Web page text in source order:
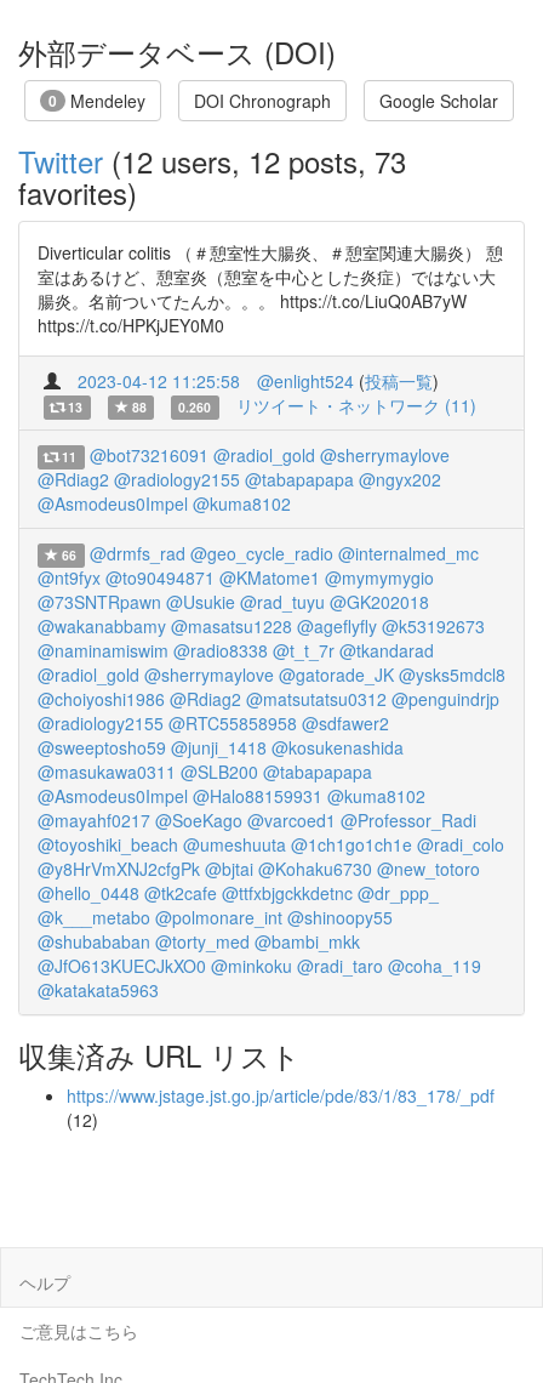
外部データベース (DOI)
0 Mendeley DOI Chronograph Google Scholar
Twitter (12 users, 12 posts, 73
favorites)
Diverticular colitis （＃憩室性大腸炎、＃憩室関連大腸炎） 憩
室はあるけど、憩室炎（憩室を中心とした炎症）ではない大
腸炎。名前ついてたんか。。。 https://t.co/LiuQ0AB7yW
https://t.co/HPKjJEY0M0
2023-04-12 11:25:58 @enlight524 (投稿一覧)
13 88 0.260 リツイート・ネットワーク (11)
11 @bot73216091 @radiol_gold @sherrymaylove
@Rdiag2 @radiology2155 @tabapapapa @ngyx202
@Asmodeus0Impel @kuma8102
66 @drmfs_rad @geo_cycle_radio @internalmed_mc
@nt9fyx @to90494871 @KMatome1 @mymymygio
@73SNTRpawn @Usukie @rad_tuyu @GK202018
@wakanabbamy @masatsu1228 @ageflyfly @k53192673
@naminamiswim @radio8338 @t_t_7r @tkandarad
@radiol_gold @sherrymaylove @gatorade_JK @ysks5mdcl8
@choiyoshi1986 @Rdiag2 @matsutatsu0312 @penguindrjp
@radiology2155 @RTC55858958 @sdfawer2
@sweeptosho59 @junji_1418 @kosukenashida
@masukawa0311 @SLB200 @tabapapapa
@Asmodeus0Impel @Halo88159931 @kuma8102
@mayahf0217 @SoeKago @varcoed1 @Professor_Radi
@toyoshiki_beach @umeshuuta @1ch1go1ch1e @radi_colo
@y8HrVmXNJ2cfgPk @bjtai @Kohaku6730 @new_totoro
@hello_0448 @tk2cafe @ttfxbjgckkdetnc @dr_ppp_
@k___metabo @polmonare_int @shinoopy55
@shubababan @torty_med @bambi_mkk
@JfO613KUECJkXO0 @minkoku @radi_taro @coha_119
@katakata5963
収集済み URL リスト
https://www.jstage.jst.go.jp/article/pde/83/1/83_178/_pdf
(12)
ヘルプ
ご意見はこちら